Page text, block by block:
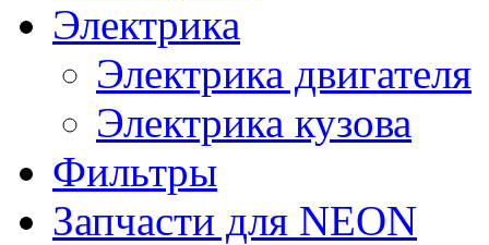
Электрика
Электрика двигателя
Электрика кузова
Фильтры
Запчасти для NEON